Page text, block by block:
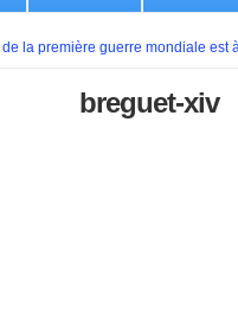
la première guerre mondiale est
breguet-xiv